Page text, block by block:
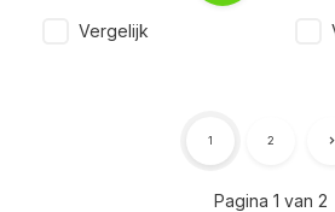
Vergelijk
Pagina 1 van 2
1 2